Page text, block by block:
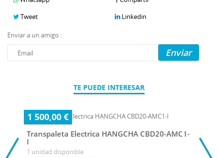
Tweet
Linkedin
Enviar a un amigo :
Enviar
TE PUEDE INTERESAR
1 500,00 €
Transpaleta Electrica HANGCHA CBD20-AMC1-
I
1 unidad disponible